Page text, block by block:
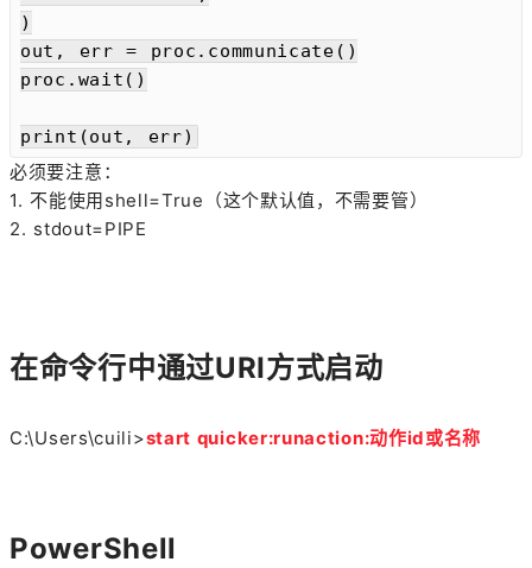
)
out, err = proc.communicate()
proc.wait()
print(out, err)
必须要注意：
1. 不能使用shell=True（这个默认值，不需要管）
2. stdout=PIPE
在命令行中通过URI方式启动
C:\Users\cuili>start quicker:runaction:动作id或名称
PowerShell